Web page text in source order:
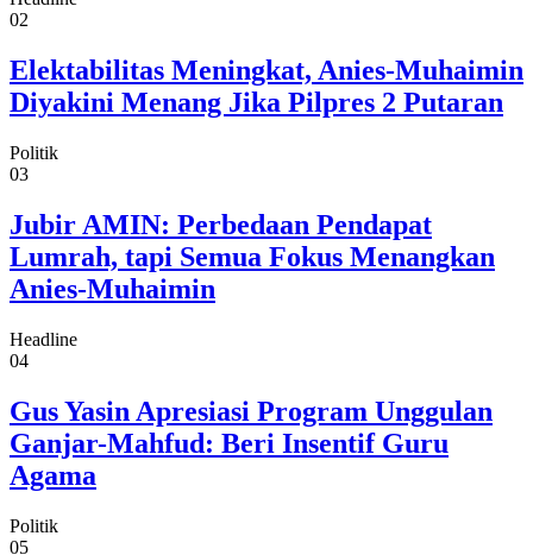
02
Elektabilitas Meningkat, Anies-Muhaimin
Diyakini Menang Jika Pilpres 2 Putaran
Politik
03
Jubir AMIN: Perbedaan Pendapat
Lumrah, tapi Semua Fokus Menangkan
Anies-Muhaimin
Headline
04
Gus Yasin Apresiasi Program Unggulan
Ganjar-Mahfud: Beri Insentif Guru
Agama
Politik
05